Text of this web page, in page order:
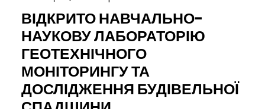
2026
ВІДКРИТО НАВЧАЛЬНО-
НАУКОВУ ЛАБОРАТОРІЮ
ГЕОТЕХНІЧНОГО
МОНІТОРИНГУ ТА
ДОСЛІДЖЕННЯ БУДІВЕЛЬНОЇ